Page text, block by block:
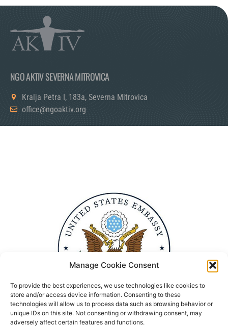
Manage Cookie Consent
To provide the best experiences, we use technologies like cookies to
store and/or access device information. Consenting to these
technologies will allow us to process data such as browsing behavior or
unique IDs on this site. Not consenting or withdrawing consent, may
adversely affect certain features and functions.
NGO AKTIV SEVERNA MITROVICA
Kralja Petra I, 183a, Severna Mitrovica
office@ngoaktiv.org